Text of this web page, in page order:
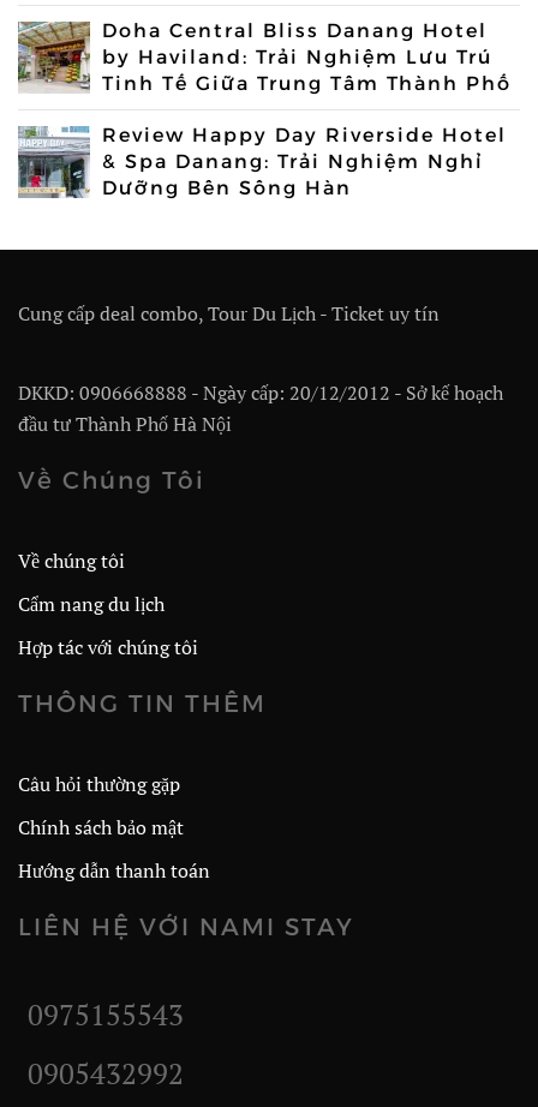
Doha Central Bliss Danang Hotel
by Haviland: Trải Nghiệm Lưu Trú
Tinh Tế Giữa Trung Tâm Thành Phố
Review Happy Day Riverside Hotel
& Spa Danang: Trải Nghiệm Nghỉ
Dưỡng Bên Sông Hàn
Cung cấp deal combo, Tour Du Lịch - Ticket uy tín
DKKD: 0906668888 - Ngày cấp: 20/12/2012 - Sở kế hoạch
đầu tư Thành Phố Hà Nội
Về Chúng Tôi
Về chúng tôi
Cẩm nang du lịch
Hợp tác với chúng tôi
THÔNG TIN THÊM
Câu hỏi thường gặp
Chính sách bảo mật
Hướng dẫn thanh toán
LIÊN HỆ VỚI NAMI STAY
0975155543
0905432992